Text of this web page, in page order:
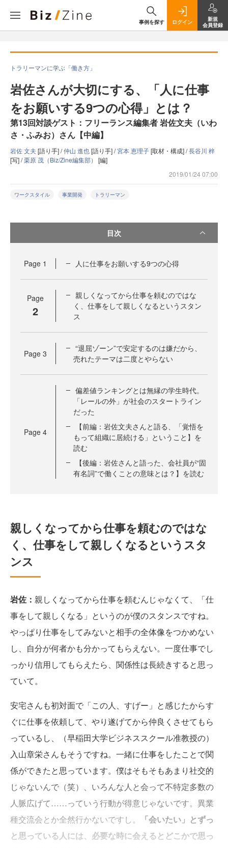
事例を探す ログイン
新規
会員登録
トラリーマンに学ぶ「働き方」
岩佐さんが大切にする、「人に仕事
をお願いする9つの心得」とは？
第13回対談ゲスト：フリーランス編集者 岩佐文夫（いわ
さ・ふみお）さん【中編】
岩佐 文夫 [語り手] /仲山 進也[語り手] /宮本 恵理子[取材・構成] /長谷川 梓
[写] /栗原 茂（Biz/Zine編集部） [編]
2019/01/24 07:00
ワークスタイル 事業開発 トラリーマン
目次
Page 1 人に仕事をお願いする9つの心得
Page
2
親しくなってから仕事を頼むのではな
く、仕事をして親しくなるというスタン
ス
Page 3
“退屈ゾーン”で安定するのは嫌だから、
売れたテーマは二度とやらない
Page 4
偏差値ランキングとは無縁の学生時代。
「レールの外」が社会のスタートライン
だった
【前編：岩佐文夫さんと語る、「覚悟を
もって組織に居続ける」ということ】を
読む
【後編：岩佐さんと語った、会社員が“固
有名詞”で働くことの意味とは？】を読む
親しくなってから仕事を頼むのではな
く、仕事をして親しくなるというスタ
ンス
岩佐： 親しくなってから仕事を頼むんじゃなくて、「仕
事をして親しくなる」というのが僕のスタンスですね。
やっぱり仕事をしてみないと相手の全体像をつかめない
し、自分が何者かも分かってもらえない。一度仕事でし
っかり信用してもらえたら、関係性は長続きすると思っ
ていて。
安宅さんも初対面で「この人、すげー」と感じたからす
ぐに仕事を依頼して、やり遂げてから仲良くさせてもら
っているし、（早稲田大学ビジネススクール准教授の）
入山章栄さんもそうですね。一緒に仕事をしたことで関
係ができたと思っています。僕はそもそもあまり社交的
じゃないんで（笑）、いろんな人と会って不特定多数の
人脈広げて……っていう行動が得意じゃないです。異業
種交流会とか全然行かないですし。
「会いたい」とずっ
と思っている人には、必要な時に会えるとどこかで思っ